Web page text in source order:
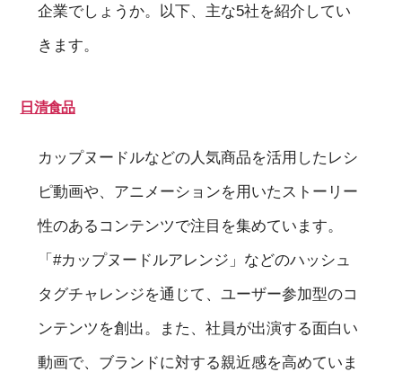
企業でしょうか。以下、主な5社を紹介してい
きます。
日清食品
カップヌードルなどの人気商品を活用したレシ
ピ動画や、アニメーションを用いたストーリー
性のあるコンテンツで注目を集めています。
「#カップヌードルアレンジ」などのハッシュ
タグチャレンジを通じて、ユーザー参加型のコ
ンテンツを創出。また、社員が出演する面白い
動画で、ブランドに対する親近感を高めていま